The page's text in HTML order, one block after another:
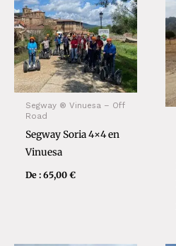
Segway ® Vinuesa – Off
Road
Segway Soria 4×4 en
Vinuesa
De :65,00€